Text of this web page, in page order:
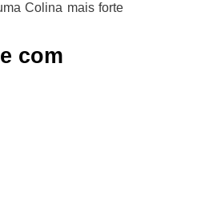
Colina mais forte
com